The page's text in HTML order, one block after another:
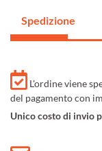
Spedizione
L'ordine viene
del pagamento con
Unico costo di invio